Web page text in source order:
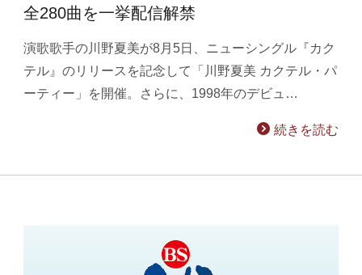
全280曲を一挙配信解禁
演歌歌手の川野夏美が8月5日、ニューシングル『カク
テル』のリリースを記念して「川野夏美 カクテル・パ
ーティー」を開催。さらに、1998年のデビュ…
続きを読む